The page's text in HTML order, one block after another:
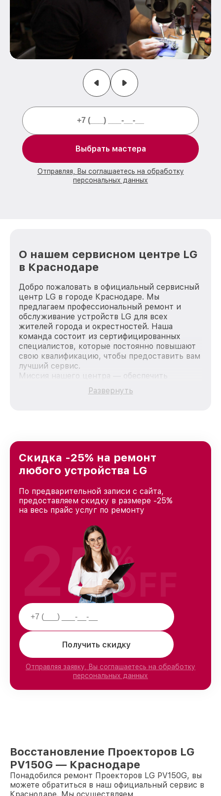
Выбрать мастера
Отправляя, Вы соглашаетесь на обработку
персональных данных
О нашем сервисном центре LG
в Краснодаре
Добро пожаловать в официальный сервисный
центр LG в городе Краснодаре. Мы
предлагаем профессиональный ремонт и
обслуживание устройств LG для всех
жителей города и окрестностей. Наша
команда состоит из сертифицированных
специалистов, которые постоянно повышают
свою квалификацию, чтобы предоставить вам
лучший сервис.
Миссия нашего центра — обеспечить
качественный и доступный ремонт для
каждого пользователя продукции LG, вне
Краснодаре, постоянно повышая уровень
доверия и лояльности наших клиентов.
Развернуть
Скидка -25% на ремонт
любого устройства LG
По предварительной записи с сайта,
предоставляем скидку в размере -25%
на весь прайс услуг по ремонту
Получить скидку
Отправляя заявку, Вы соглашаетесь на обработку
персональных данных
25%
OFF
Восстановление Проекторов LG
PV150G — Краснодаре
Понадобился ремонт Проекторов LG PV150G, вы
можете обратиться в наш официальный сервис в